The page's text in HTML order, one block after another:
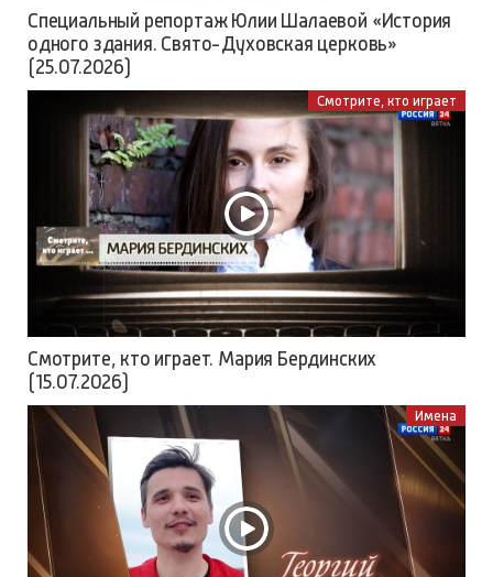
Специальный репортаж Юлии Шалаевой «История
одного здания. Свято-Духовская церковь»
(25.07.2026)
Смотрите, кто играет
Смотрите, кто играет. Мария Бердинских
(15.07.2026)
Имена